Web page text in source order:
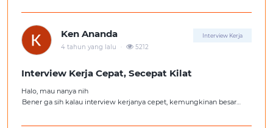
Ken Ananda Interview Kerja
4 tahun yang lalu . 5212
Interview Kerja Cepat, Secepat Kilat
Halo, mau nanya nih
Bener ga sih kalau interview kerjanya cepet, kemungkinan besar